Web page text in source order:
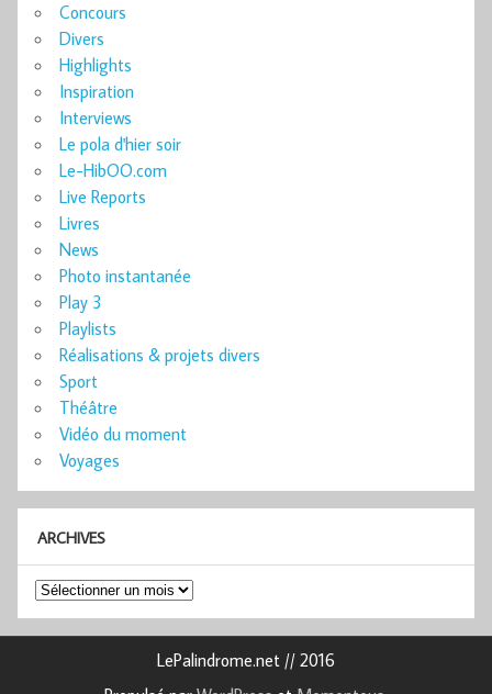
Concours
Divers
Highlights
Inspiration
Interviews
Le pola d'hier soir
Le-HibOO.com
Live Reports
Livres
News
Photo instantanée
Play 3
Playlists
Réalisations & projets divers
Sport
Théâtre
Vidéo du moment
Voyages
ARCHIVES
Archives
LePalindrome.net // 2016